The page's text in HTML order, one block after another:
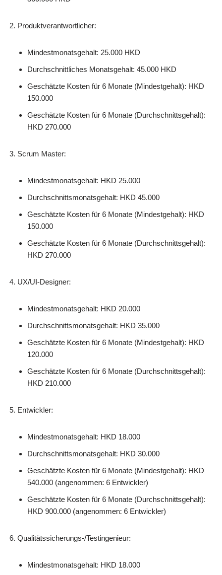
Produktverantwortlicher:
Mindestmonatsgehalt: 25.000 HKD
Durchschnittliches Monatsgehalt: 45.000 HKD
Geschätzte Kosten für 6 Monate (Mindestgehalt): HKD
150.000
Geschätzte Kosten für 6 Monate (Durchschnittsgehalt):
HKD 270.000
Scrum Master:
Mindestmonatsgehalt: HKD 25.000
Durchschnittsmonatsgehalt: HKD 45.000
Geschätzte Kosten für 6 Monate (Mindestgehalt): HKD
150.000
Geschätzte Kosten für 6 Monate (Durchschnittsgehalt):
HKD 270.000
UX/UI-Designer:
Mindestmonatsgehalt: HKD 20.000
Durchschnittsmonatsgehalt: HKD 35.000
Geschätzte Kosten für 6 Monate (Mindestgehalt): HKD
120.000
Geschätzte Kosten für 6 Monate (Durchschnittsgehalt):
HKD 210.000
Entwickler:
Mindestmonatsgehalt: HKD 18.000
Durchschnittsmonatsgehalt: HKD 30.000
Geschätzte Kosten für 6 Monate (Mindestgehalt): HKD
540.000 (angenommen: 6 Entwickler)
Geschätzte Kosten für 6 Monate (Durchschnittsgehalt):
HKD 900.000 (angenommen: 6 Entwickler)
Qualitätssicherungs-/Testingenieur:
Mindestmonatsgehalt: HKD 18.000